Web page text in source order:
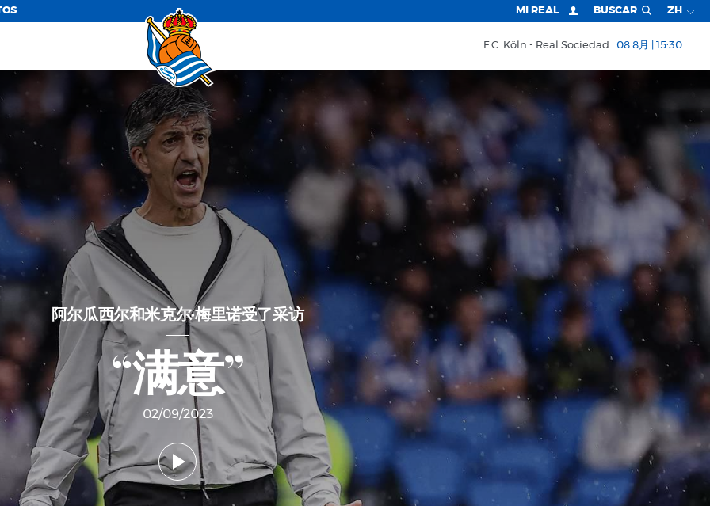
MI REAL BUSCAR ZH
F.C. Köln Real Sociedad 08 8月 | 15:30
阿尔瓜西尔和米克尔·梅里诺受了采访
“满意”
02/09/2023